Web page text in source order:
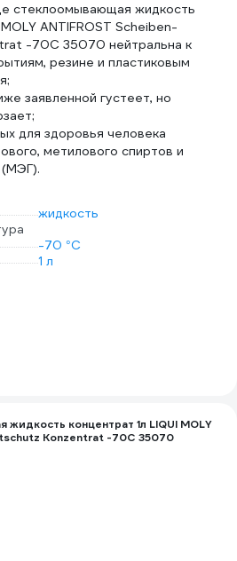
стеклоомывающая жидкость
ANTIFROST Scheiben-
-70С 35070 нейтральна к
резине и пластиковым
заявленной густеет, но
для здоровья человека
метилового спиртов и
(МЭГ).
жидкость
-70 °С
1 л
концентрат 1л LIQUI MOLY
Konzentrat -70С 35070